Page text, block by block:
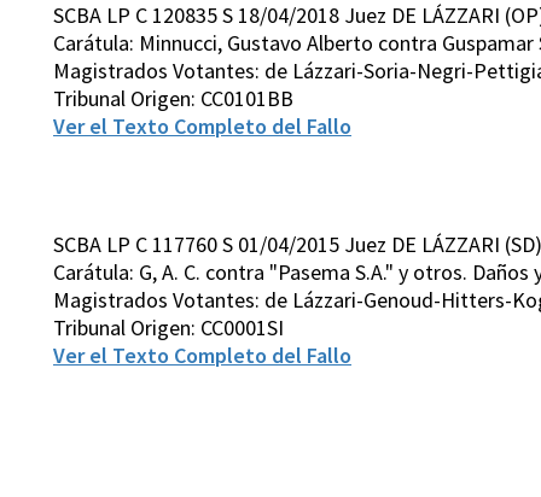
SCBA LP C 120835 S 18/04/2018 Juez DE LÁZZARI
Carátula: Minnucci, Gustavo Alberto contra
Magistrados Votantes: de Lázzari-Soria-Negri-
Tribunal Origen: CC0101BB
Ver el Texto Completo del Fallo
SCBA LP C 117760 S 01/04/2015 Juez DE LÁZZARI (SD)
Carátula: G, A. C. contra "Pasema S.A." y otros. Daños
Magistrados Votantes: de Lázzari-Genoud-Hitters-
Tribunal Origen: CC0001SI
Ver el Texto Completo del Fallo